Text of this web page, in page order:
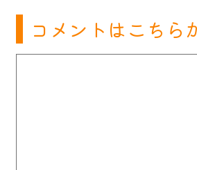
コメントはこちら